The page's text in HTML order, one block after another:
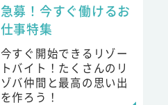
急募！今すぐ働けるお
仕事特集
今すぐ開始できるリゾー
トバイト！たくさんのリ
ゾバ仲間と最高の思い出
を作ろう！